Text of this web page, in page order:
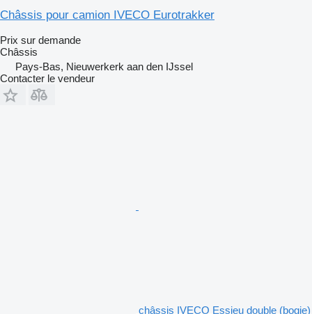
Châssis pour camion IVECO Eurotrakker
Prix sur demande
Châssis
Pays-Bas, Nieuwerkerk aan den IJssel
Contacter le vendeur
châssis IVECO Essieu double (bogie)